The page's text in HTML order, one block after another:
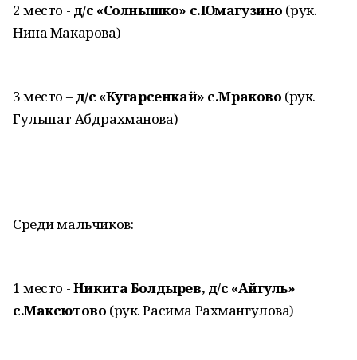
2 место - д/с «Солнышко» с.Юмагузино (рук.
Нина Макарова)
3 место –д/с «Кугарсенкай» с.Мраково (рук.
Гульшат Абдрахманова)
Среди мальчиков:
1 место -Никита Болдырев, д/с «Айгуль»
с.Максютово (рук. Расима Рахмангулова)